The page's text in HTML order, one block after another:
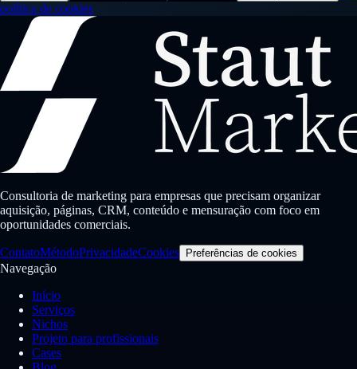
política de cookies
Consultoria de marketing para empresas que precisam organizar
aquisição, páginas, CRM, conteúdo e mensuração com foco em
oportunidades comerciais.
ContatoMétodoPrivacidadeCookies Preferências de cookies
Navegação
Início
Serviços
Nichos
Projeto para profissionais
Cases